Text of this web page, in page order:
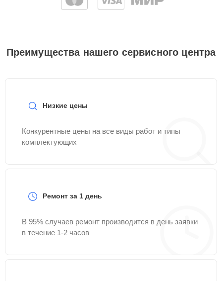
Преимущества нашего сервисного центра
Низкие цены
Конкурентные цены на все виды работ и типы
комплектующих
Ремонт за 1 день
В 95% случаев ремонт производится в день заявки
в течение 1-2 часов